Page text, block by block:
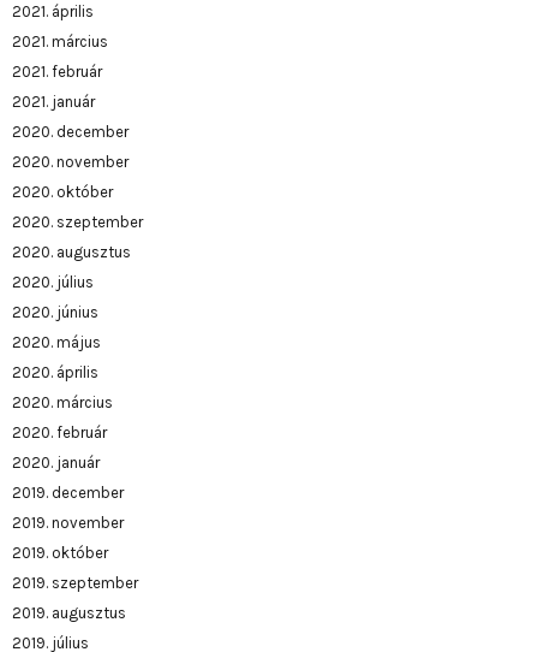
2021. április
2021. március
2021. február
2021. január
2020. december
2020. november
2020. október
2020. szeptember
2020. augusztus
2020. július
2020. június
2020. május
2020. április
2020. március
2020. február
2020. január
2019. december
2019. november
2019. október
2019. szeptember
2019. augusztus
2019. július